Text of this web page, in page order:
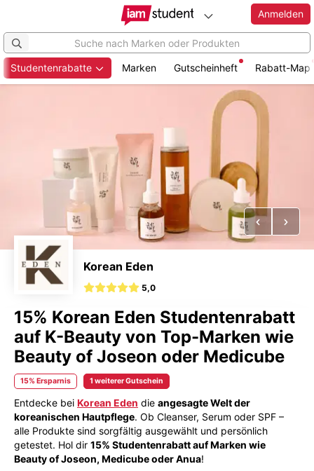
Anmelden
Studentenrabatte Marken Gutscheinheft Rabatt-Map
Vorheriges
Korean Eden
5,0
15% Korean Eden Studentenrabatt
auf K-Beauty von Top-Marken wie
Beauty of Joseon oder Medicube
15% Ersparnis 1 weiterer Gutschein
Entdecke bei Korean Eden die angesagte Welt der
koreanischen Hautpflege. Ob Cleanser, Serum oder SPF –
alle Produkte sind sorgfältig ausgewählt und persönlich
getestet. Hol dir 15% Studentenrabatt auf Marken wie
Beauty of Joseon, Medicube oder Anua!